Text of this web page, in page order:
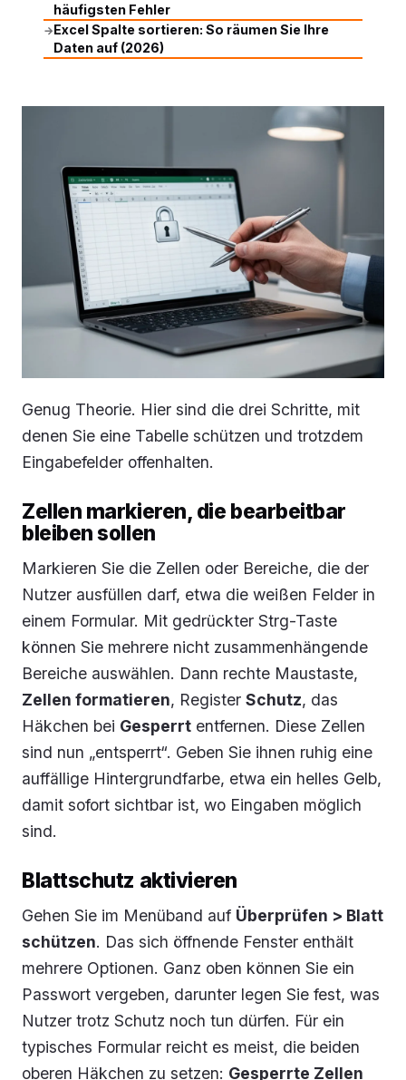
häufigsten Fehler
→Excel Spalte sortieren: So räumen Sie Ihre
Daten auf (2026)
Genug Theorie. Hier sind die drei Schritte, mit
denen Sie eine Tabelle schützen und trotzdem
Eingabefelder offenhalten.
Zellen markieren, die bearbeitbar
bleiben sollen
Markieren Sie die Zellen oder Bereiche, die der
Nutzer ausfüllen darf, etwa die weißen Felder in
einem Formular. Mit gedrückter Strg-Taste
können Sie mehrere nicht zusammenhängende
Bereiche auswählen. Dann rechte Maustaste,
Zellen formatieren, Register Schutz, das
Häkchen bei Gesperrt entfernen. Diese Zellen
sind nun „entsperrt“. Geben Sie ihnen ruhig eine
auffällige Hintergrundfarbe, etwa ein helles Gelb,
damit sofort sichtbar ist, wo Eingaben möglich
sind.
Blattschutz aktivieren
Gehen Sie im Menüband auf Überprüfen > Blatt
schützen. Das sich öffnende Fenster enthält
mehrere Optionen. Ganz oben können Sie ein
Passwort vergeben, darunter legen Sie fest, was
Nutzer trotz Schutz noch tun dürfen. Für ein
typisches Formular reicht es meist, die beiden
oberen Häkchen zu setzen: Gesperrte Zellen